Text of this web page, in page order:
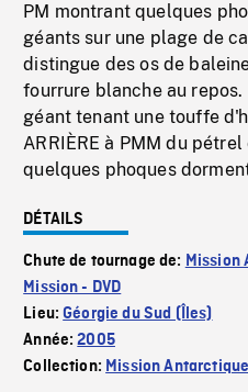
PM montrant quelques
géants sur une plage de
distingue des os de
fourrure blanche au
géant tenant une touffe
ARRIÈRE à PMM du
quelques phoques
DÉTAILS
Chute de tournage de: Mission
Mission - DVD
Lieu:Géorgie du Sud (Îles)
Année:2005
Collection: Mission